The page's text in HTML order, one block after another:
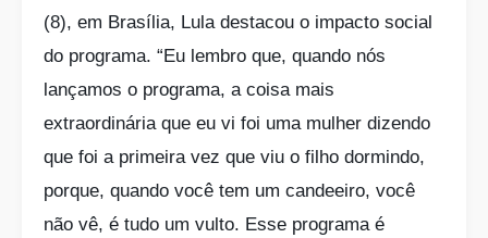
(8), em Brasília, Lula destacou o impacto social
do programa. “Eu lembro que, quando nós
lançamos o programa, a coisa mais
extraordinária que eu vi foi uma mulher dizendo
que foi a primeira vez que viu o filho dormindo,
porque, quando você tem um candeeiro, você
não vê, é tudo um vulto. Esse programa é